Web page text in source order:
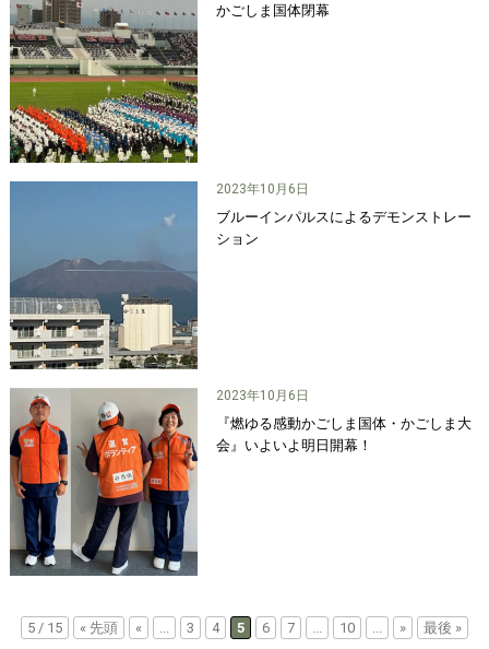
かごしま国体閉幕
2023年10月6日
ブルーインパルスによるデモンストレー
ション
2023年10月6日
『燃ゆる感動かごしま国体・かごしま大
会』いよいよ明日開幕！
5 / 15 « 先頭 « 3 4 5 6 7 10 » 最後 »